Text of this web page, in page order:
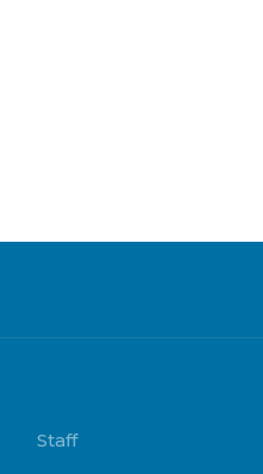
Staff